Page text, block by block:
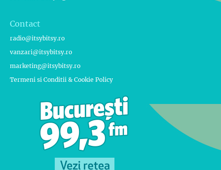
Contact
radio@itsybitsy.ro
vanzari@itsybitsy.ro
marketing@itsybitsy.ro
Termeni si Conditii & Cookie Policy